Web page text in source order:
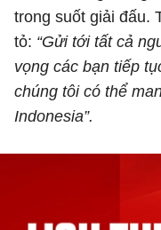
trong suốt giải đấu.
tỏ: “Gửi tới tất cả
vọng các bạn tiếp
chúng tôi có thể
Indonesia”.